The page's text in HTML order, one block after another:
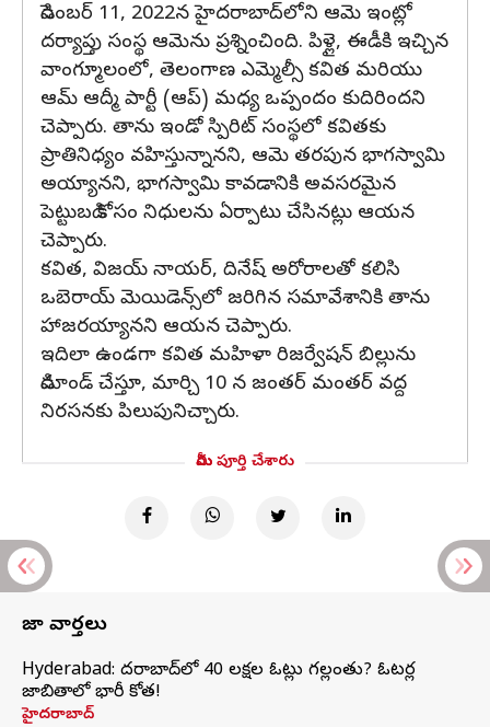
డిసెంబర్ 11, 2022న హైదరాబాద్‌లోని ఆమె ఇంట్లో
దర్యాప్తు సంస్థ ఆమెను ప్రశ్నించింది. పిళ్లై, ఈడీకి ఇచ్చిన
వాంగ్మూలంలో, తెలంగాణ ఎమ్మెల్సీ కవిత మరియు
ఆమ్ ఆద్మీ పార్టీ (ఆప్) మధ్య ఒప్పందం కుదిరిందని
చెప్పారు. తాను ఇండో స్పిరిట్ సంస్థలో కవితకు
ప్రాతినిధ్యం వహిస్తున్నానని, ఆమె తరపున భాగస్వామి
అయ్యానని, భాగస్వామి కావడానికి అవసరమైన
పెట్టుబడి కోసం నిధులను ఏర్పాటు చేసినట్లు ఆయన
చెప్పారు.
కవిత, విజయ్ నాయర్, దినేష్ అరోరాలతో కలిసి
ఒబెరాయ్ మెయిడెన్స్‌లో జరిగిన సమావేశానికి తాను
హాజరయ్యానని ఆయన చెప్పారు.
ఇదిలా ఉండగా కవిత మహిళా రిజర్వేషన్ బిల్లును
డిమాండ్ చేస్తూ, మార్చి 10 న జంతర్ మంతర్ వద్ద
నిరసనకు పిలుపునిచ్చారు.
మీరు పూర్తి చేశారు
తాజా వార్తలు
Hyderabad: హైదరాబాద్‌లో 40 లక్షల ఓట్లు గల్లంతు? ఓటర్ల
జాబితాలో భారీ కోత!
హైదరాబాద్